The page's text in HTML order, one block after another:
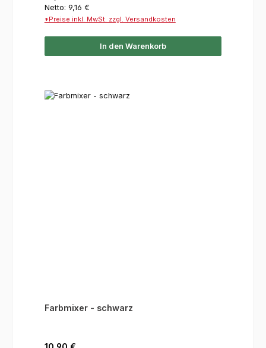
Netto: 9,16 €
*Preise inkl. MwSt. zzgl. Versandkosten
In den Warenkorb
Farbmixer - schwarz